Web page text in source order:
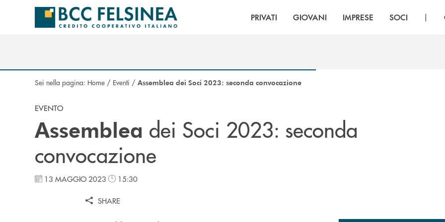
Salta al contenuto principale
PRIVATI GIOVANI IMPRESE SOCI |
Sei nella pagina: Home / Eventi / Assemblea dei Soci 2023: seconda convocazione
EVENTO
Assemblea dei Soci 2023: seconda
convocazione
13 MAGGIO 2023 15:30
SHARE